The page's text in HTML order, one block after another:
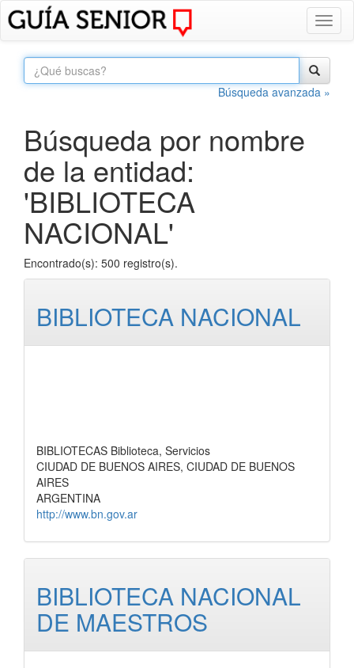
Búsqueda avanzada »
Búsqueda por nombre
de la entidad:
'BIBLIOTECA
NACIONAL'
Encontrado(s): 500 registro(s).
BIBLIOTECA NACIONAL
BIBLIOTECAS Biblioteca, Servicios
CIUDAD DE BUENOS AIRES, CIUDAD DE BUENOS
AIRES
ARGENTINA
http://www.bn.gov.ar
BIBLIOTECA NACIONAL
DE MAESTROS